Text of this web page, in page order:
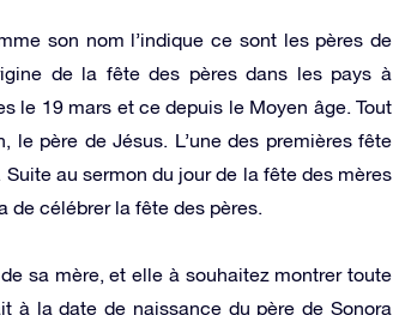
son nom l’indique ce sont les pères de
de la fête des pères dans les pays à
le 19 mars et ce depuis le Moyen âge. Tout
le père de Jésus. L’une des premières fête
au sermon du jour de la fête des mères
de célébrer la fête des pères.
sa mère, et elle à souhaitez montrer toute
à la date de naissance du père de Sonora